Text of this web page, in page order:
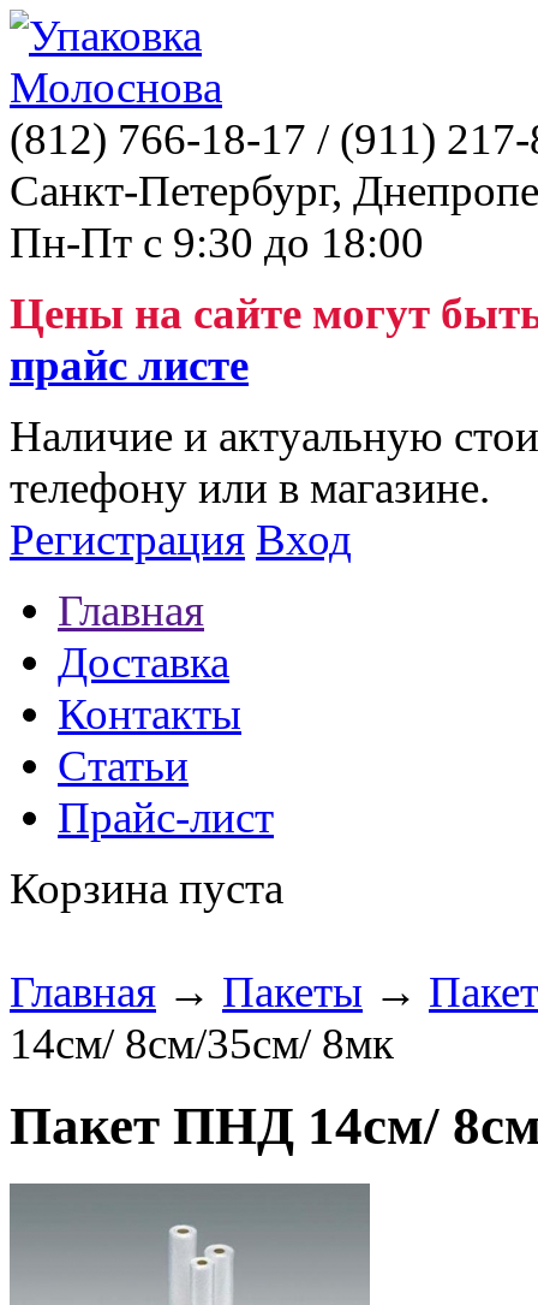
(812) 766-18-17 / (911)
Санкт-Петербург,
Пн-Пт с 9:30 до 18:00
Цены на сайте могут
прайс листе
Наличие и актуальную
телефону или в магазине.
Регистрация Вход
Главная
Доставка
Контакты
Статьи
Прайс-лист
Корзина пуста
Главная → Пакеты →
14см/ 8см/35см/ 8мк
Пакет ПНД 14см/